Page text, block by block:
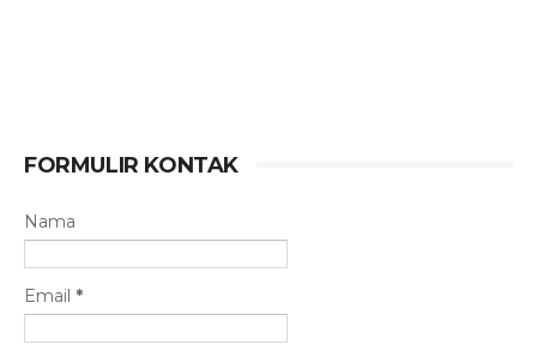
FORMULIR KONTAK
Nama
Email *